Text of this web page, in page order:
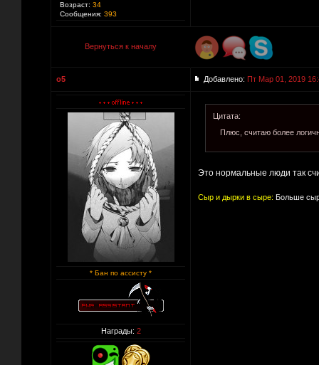
Возраст: 34
Сообщения: 393
Вернуться к началу
o5 Добавлено: Пт Мар 01, 2019
* Бан по ассисту *
Награды: 2
Цитата:
Плюс, считаю более
Это нормальные люди так
Сыр и дырки в сыре: Больше